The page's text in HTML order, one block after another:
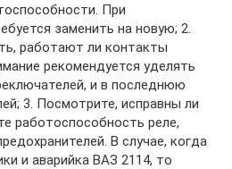
При
заменить на новую; 2.
работают ли контакты
рекомендуется уделять
и в последнюю
3. Посмотрите, исправны ли
работоспособность реле,
В случае, когда
и аварийка ВАЗ 2114, то